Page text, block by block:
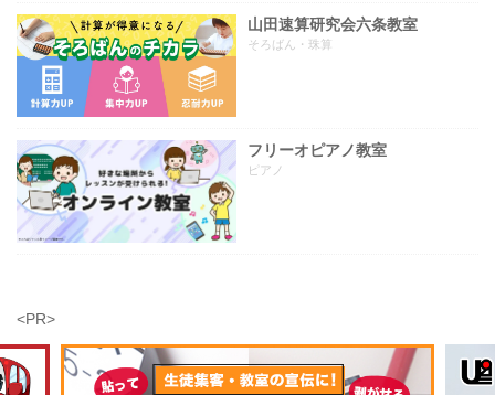
山田速算研究会六条教室
そろばん・珠算
フリーオピアノ教室
ピアノ
<PR>